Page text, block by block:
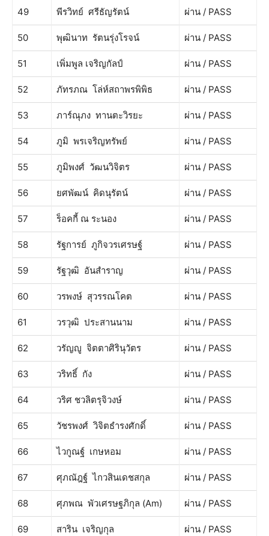
49 พีรวิทย์ ศรีธัญรัตน์ ผ่าน / PASS
50 พุฒินาท รัตนรุ่งโรจน์ ผ่าน / PASS
51 เพิ่มพูล เจริญกัลป์ ผ่าน / PASS
52 ภัทรภณ โล่ห์สถาพรพิพิธ ผ่าน / PASS
53 ภาร์ณุภง ทานตะวิรยะ ผ่าน / PASS
54 ภูมิ พรเจริญทรัพย์ ผ่าน / PASS
55 ภูมิพงศ์ วัฒนวิจิตร ผ่าน / PASS
56 ยศพัฒน์ คิดนุรัตน์ ผ่าน / PASS
57 ร็อคกี้ ณ ระนอง ผ่าน / PASS
58 รัฐการย์ ภูกิจวรเศรษฐ์ ผ่าน / PASS
59 รัฐวุฒิ อันสำราญ ผ่าน / PASS
60 วรพงษ์ สุวรรณโคต ผ่าน / PASS
61 วรวุฒิ ประสานนาม ผ่าน / PASS
62 วรัญญู จิตตาศิรินุวัตร ผ่าน / PASS
63 วริทธิ์ กัง ผ่าน / PASS
64 วริศ ชวลิตรุจิวงษ์ ผ่าน / PASS
65 วัชรพงศ์ วิจิตธำรงศักดิ์ ผ่าน / PASS
66 ไวกูณฐ์ เกษหอม ผ่าน / PASS
67 ศุภณัฎฐ์ ไกวสินเดชสกุล ผ่าน / PASS
68 ศุภพณ พัวเศรษฐภิกุล (Am) ผ่าน / PASS
69 สาริน เจริญกุล ผ่าน / PASS